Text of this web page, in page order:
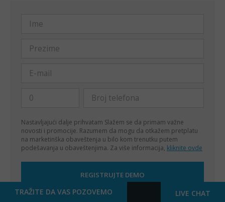
Nastavljajući dalje prihvatam Slažem se da primam važne
novosti i promocije. Razumem da mogu da otkažem pretplatu
na marketinška obaveštenja u bilo kom trenutku putem
podešavanja u obaveštenjima. Za više informacija, kliknite ovde
TRAŽITE DA VAS POZOVEMO LIVE CHAT